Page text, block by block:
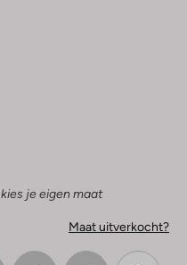
je eigen maat
Maat uitverkocht?